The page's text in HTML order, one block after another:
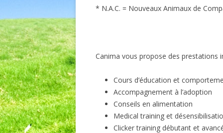
* N.A.C. = Nouveaux Animaux de
Canima vous propose des prestations
Cours d’éducation et
Accompagnement à l’adoption
Conseils en alimentation
Medical training et
Clicker training débutant et